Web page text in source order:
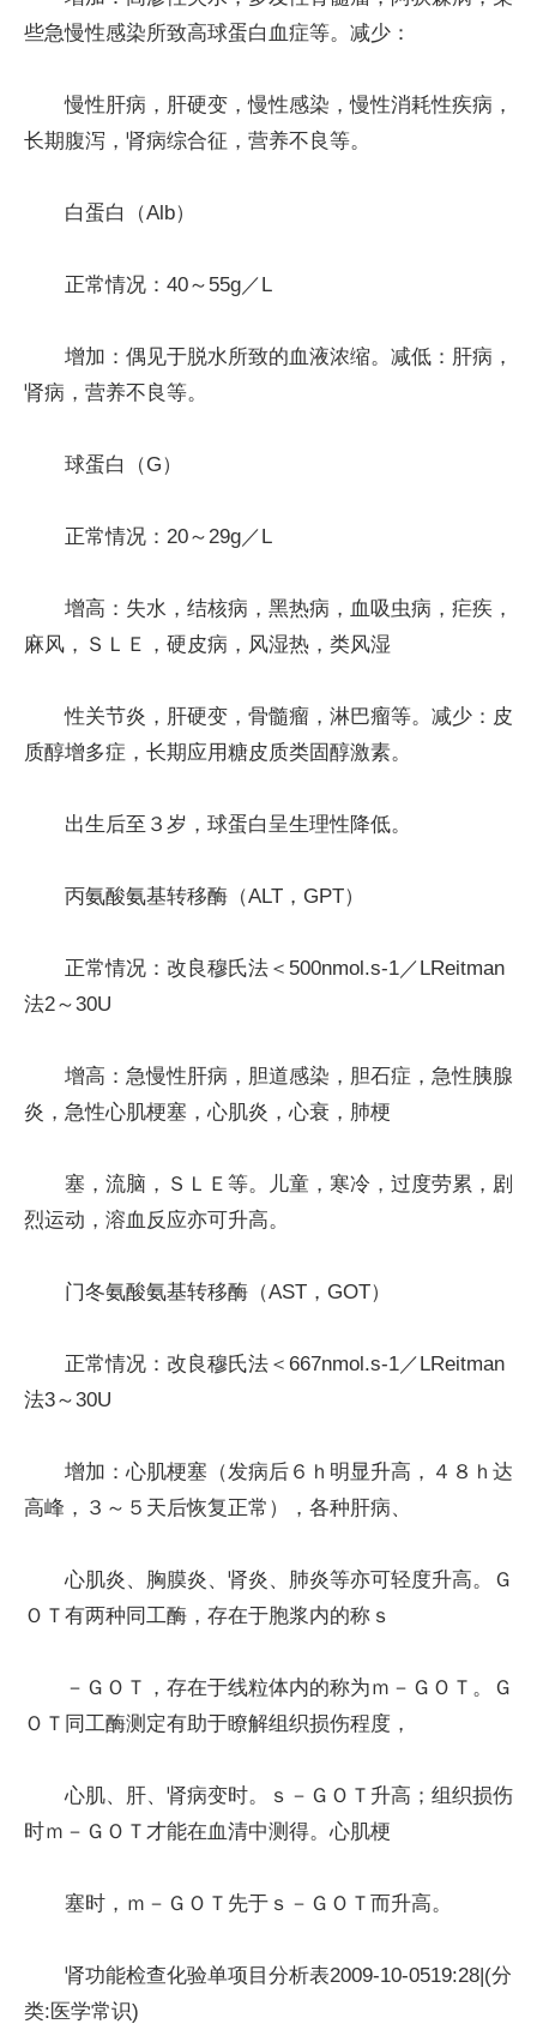
些急慢性感染所致高球蛋白血症等。减少：
慢性肝病，肝硬变，慢性感染，慢性消耗性疾病，
长期腹泻，肾病综合征，营养不良等。
白蛋白（Alb）
正常情况：40～55g／L
增加：偶见于脱水所致的血液浓缩。减低：肝病，
肾病，营养不良等。
球蛋白（G）
正常情况：20～29g／L
增高：失水，结核病，黑热病，血吸虫病，疟疾，
麻风，ＳＬＥ，硬皮病，风湿热，类风湿
性关节炎，肝硬变，骨髓瘤，淋巴瘤等。减少：皮
质醇增多症，长期应用糖皮质类固醇激素。
出生后至３岁，球蛋白呈生理性降低。
丙氨酸氨基转移酶（ALT，GPT）
正常情况：改良穆氏法＜500nmol.s-1／LReitman
法2～30U
增高：急慢性肝病，胆道感染，胆石症，急性胰腺
炎，急性心肌梗塞，心肌炎，心衰，肺梗
塞，流脑，ＳＬＥ等。儿童，寒冷，过度劳累，剧
烈运动，溶血反应亦可升高。
门冬氨酸氨基转移酶（AST，GOT）
正常情况：改良穆氏法＜667nmol.s-1／LReitman
法3～30U
增加：心肌梗塞（发病后６ｈ明显升高，４８ｈ达
高峰，３～５天后恢复正常），各种肝病、
心肌炎、胸膜炎、肾炎、肺炎等亦可轻度升高。Ｇ
ＯＴ有两种同工酶，存在于胞浆内的称ｓ
－ＧＯＴ，存在于线粒体内的称为ｍ－ＧＯＴ。Ｇ
ＯＴ同工酶测定有助于瞭解组织损伤程度，
心肌、肝、肾病变时。ｓ－ＧＯＴ升高；组织损伤
时ｍ－ＧＯＴ才能在血清中测得。心肌梗
塞时，ｍ－ＧＯＴ先于ｓ－ＧＯＴ而升高。
肾功能检查化验单项目分析表2009-10-0519:28|(分
类:医学常识)